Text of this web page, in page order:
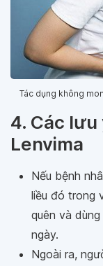
Tác dụng không
4. Các
Lenvima
Nếu bệnh
liều đó trong
quên và
ngày.
Ngoài ra,